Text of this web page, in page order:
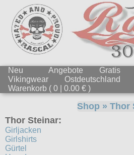
Neu Angebote Gratis
Vikingwear
Ostdeutschland
Warenkorb ( 0 | 0.00 € )
Thor Steinar:
Girljacken
Girlshirts
Gürtel
Shop » Thor